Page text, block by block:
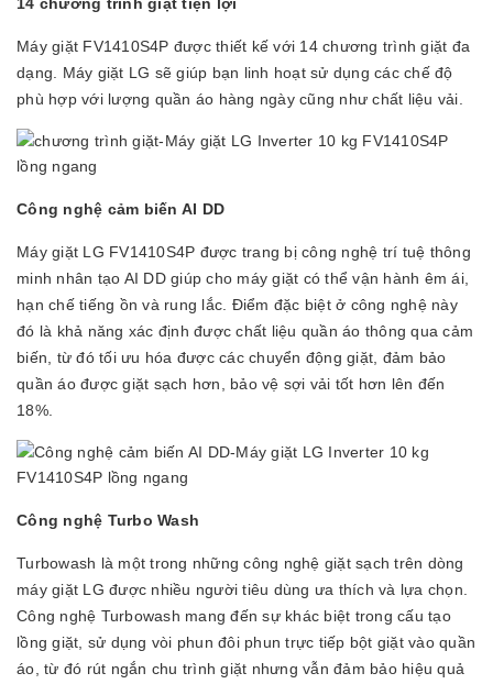
14 chương trình giặt tiện lợi
Máy giặt FV1410S4P được thiết kế với 14 chương trình giặt đa
dạng. Máy giặt LG sẽ giúp bạn linh hoạt sử dụng các chế độ
phù hợp với lượng quần áo hàng ngày cũng như chất liệu vải.
Công nghệ cảm biến AI DD
Máy giặt LG FV1410S4P được trang bị công nghệ trí tuệ thông
minh nhân tạo AI DD giúp cho máy giặt có thể vận hành êm ái,
hạn chế tiếng ồn và rung lắc. Điểm đặc biệt ở công nghệ này
đó là khả năng xác định được chất liệu quần áo thông qua cảm
biến, từ đó tối ưu hóa được các chuyển động giặt, đảm bảo
quần áo được giặt sạch hơn, bảo vệ sợi vải tốt hơn lên đến
18%.
Công nghệ Turbo Wash
Turbowash là một trong những công nghệ giặt sạch trên dòng
máy giặt LG được nhiều người tiêu dùng ưa thích và lựa chọn.
Công nghệ Turbowash mang đến sự khác biệt trong cấu tạo
lồng giặt, sử dụng vòi phun đôi phun trực tiếp bột giặt vào quần
áo, từ đó rút ngắn chu trình giặt nhưng vẫn đảm bảo hiệu quả